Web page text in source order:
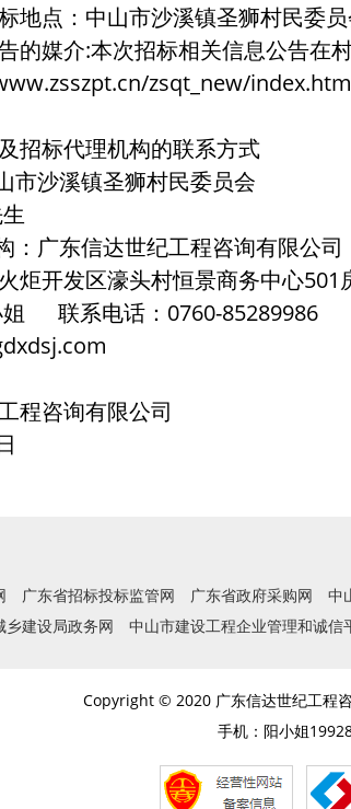
地点：中山市沙溪镇圣狮村民委员
的媒介:本次招标相关信息公告在
zsqt_new/
招标代理机构的联系方式
市沙溪镇圣狮村民委员会
先生
：广东信达世纪工程咨询有限公司
炬开发区濠头村恒景商务中心501
姐 联系电话：0760-85289986
程咨询有限公司
广东省招标投标监管网 广东省政府采购网 中
乡建设局政务网
中山市建设工程企业管理和诚信
Copyright © 2020 广东信达世纪工程
手机：阳小姐